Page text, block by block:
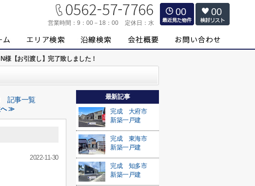
営業時間： 9：00－18：00 定休日： 水
00 00
N様【お引渡し】完了致しました！
記事一覧
へ ≫
2022-11-30
最新記事
完成 大府市
新築一戸建
完成 東海市
新築一戸建
完成 知多市
新築一戸建